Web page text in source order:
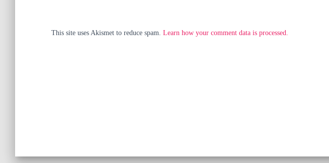
This site uses Akismet to reduce spam. Learn how your comment data is processed.